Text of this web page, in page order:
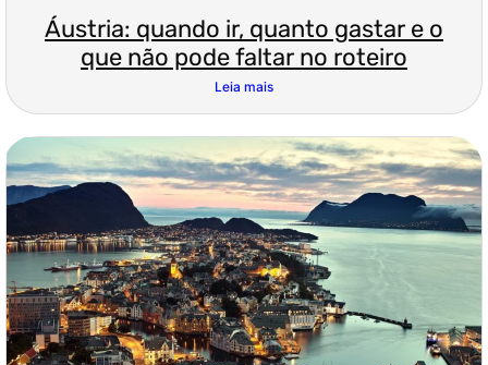
Áustria: quando ir, quanto gastar e o
que não pode faltar no roteiro
Leia mais